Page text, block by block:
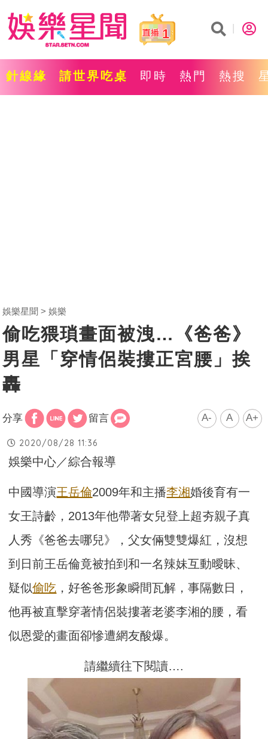
1
針線緣 請世界吃桌 即時 熱門 熱搜
娛樂星聞 娛樂
偷吃猥瑣畫面被洩…《爸爸》
男星「穿情侶裝摟正宮腰」挨
轟
分享 留言 A- A A+
2020/08/28 11:36
娛樂中心／綜合報導
中國導演王岳倫2009年和主播李湘婚後育有一
女王詩齡，2013年他帶著女兒登上超夯親子真
人秀《爸爸去哪兒》，父女倆雙雙爆紅，沒想
到日前王岳倫竟被拍到和一名辣妹互動曖昧、
疑似偷吃 ，好爸爸形象瞬間瓦解，事隔數日，
他再被直擊穿著情侶裝摟著老婆李湘的腰，看
似恩愛的畫面卻慘遭網友酸爆。
請繼續往下閱讀….